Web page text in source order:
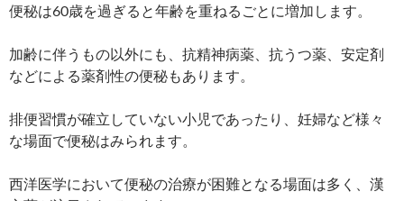
便秘は60歳を過ぎると年齢を重ねるごとに増加します。
加齢に伴うもの以外にも、抗精神病薬、抗うつ薬、安定剤
などによる薬剤性の便秘もあります。
排便習慣が確立していない小児であったり、妊婦など様々
な場面で便秘はみられます。
西洋医学において便秘の治療が困難となる場面は多く、漢